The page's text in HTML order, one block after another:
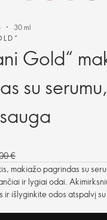
Gold“
su
30 ml
€
makiažo pagrindas su
ir lygiai odai.
ir išlyginkite odos atspalvį
formule.